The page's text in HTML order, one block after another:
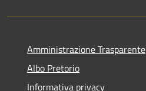
Amministrazione Trasparente
Albo Pretorio
Informativa privacy